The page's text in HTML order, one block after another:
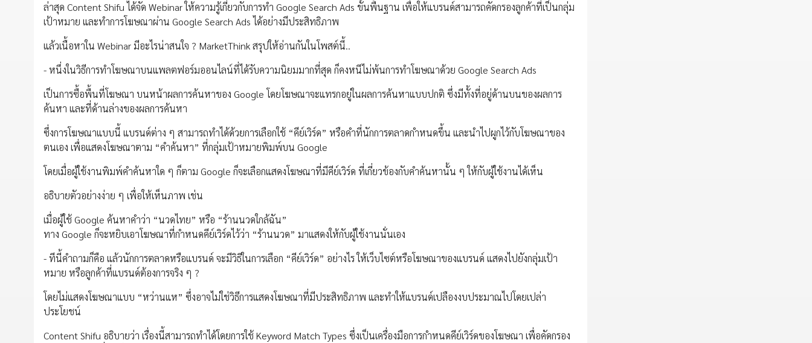
ล่าสุด Content Shifu ได้จัด Webinar ให้ความรู้เกี่ยวกับการทำ Google Search Ads ขั้นพื้นฐาน เพื่อให้แบรนด์สามารถคัดกรองลูกค้าที่เป็นกลุ่ม
เป้าหมาย และทำการโฆษณาผ่าน Google Search Ads ได้อย่างมีประสิทธิภาพ
แล้วเนื้อหาใน Webinar มีอะไรน่าสนใจ ? MarketThink สรุปให้อ่านกันในโพสต์นี้..
- หนึ่งในวิธีการทำโฆษณาบนแพลตฟอร์มออนไลน์ที่ได้รับความนิยมมากที่สุด ก็คงหนีไม่พ้นการทำโฆษณาด้วย Google Search Ads
เป็นการซื้อพื้นที่โฆษณา บนหน้าผลการค้นหาของ Google โดยโฆษณาจะแทรกอยู่ในผลการค้นหาแบบปกติ ซึ่งมีทั้งที่อยู่ด้านบนของผลการ
ค้นหา และที่ด้านล่างของผลการค้นหา
ซึ่งการโฆษณาแบบนี้ แบรนด์ต่าง ๆ สามารถทำได้ด้วยการเลือกใช้ “คีย์เวิร์ด” หรือคำที่นักการตลาดกำหนดขึ้น และนำไปผูกไว้กับโฆษณาของ
ตนเอง เพื่อแสดงโฆษณาตาม “คำค้นหา” ที่กลุ่มเป้าหมายพิมพ์บน Google
โดยเมื่อผู้ใช้งานพิมพ์คำค้นหาใด ๆ ก็ตาม Google ก็จะเลือกแสดงโฆษณาที่มีคีย์เวิร์ด ที่เกี่ยวข้องกับคำค้นหานั้น ๆ ให้กับผู้ใช้งานได้เห็น
อธิบายตัวอย่างง่าย ๆ เพื่อให้เห็นภาพ เช่น
เมื่อผู้ใช้ Google ค้นหาคำว่า “นวดไทย” หรือ “ร้านนวดใกล้ฉัน”
ทาง Google ก็จะหยิบเอาโฆษณาที่กำหนดคีย์เวิร์ดไว้ว่า “ร้านนวด” มาแสดงให้กับผู้ใช้งานนั่นเอง
- ทีนี้คำถามก็คือ แล้วนักการตลาดหรือแบรนด์ จะมีวิธีในการเลือก “คีย์เวิร์ด” อย่างไร ให้เว็บไซต์หรือโฆษณาของแบรนด์ แสดงไปยังกลุ่มเป้า
หมาย หรือลูกค้าที่แบรนด์ต้องการจริง ๆ ?
โดยไม่แสดงโฆษณาแบบ “หว่านแห” ซึ่งอาจไม่ใช่วิธีการแสดงโฆษณาที่มีประสิทธิภาพ และทำให้แบรนด์เปลืองงบประมาณไปโดยเปล่า
ประโยชน์
Content Shifu อธิบายว่า เรื่องนี้สามารถทำได้โดยการใช้ Keyword Match Types ซึ่งเป็นเครื่องมือการกำหนดคีย์เวิร์ดของโฆษณา เพื่อคัดกรอง